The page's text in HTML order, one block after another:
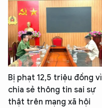
Bị phạt 12,5 triệu đồng vì
chia sẻ thông tin sai sự
thật trên mạng xã hội